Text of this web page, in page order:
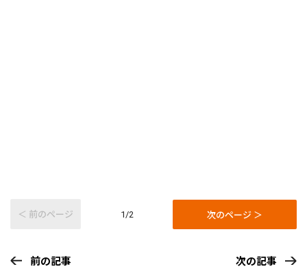
＜ 前のページ 1/2 次のページ ＞
前の記事 次の記事